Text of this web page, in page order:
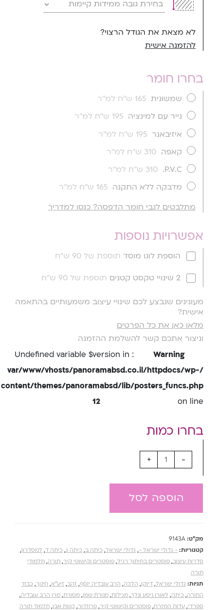
לא מצאת את הגודל הרצוי?
להזמנה אישית
בחרו חומר
שמשונית 165 ש''ח למ''ר
נייר עם למינציה 195 ש''ח למ''ר
איזיבאנר 195 ש''ח למ''ר
קאפה 310 ש''ח למ''ר
P.V.C.
310 ש''ח למ''ר
מדבקה ללא התקנה 165 ש''ח למ''ר
מתלבטים לגבי חומר הדפסה? כנסו למדריך
אפשרויות נוספות
הוספת לוגו מוסד תוספת של 90 ש"ח
2 שינויי טקסט קטנים תוספת של 90 ש"ח
מעונינים שנבצע לכם שינויי עיצוב משמעותיים בהתאמה
אישית?
מלאו כאן את כל הפרטים
וניצור אתכם קשר להשלמת ההזמנה
Warning
: Undefined variable $version in
/var/www/vhosts/panoramabsd.co.il/httpdocs/wp-
content/themes/panoramabsd/lib/posters_funcs.php
on line
12
-
+
הוספה לסל
מק"ט: 9143A
קטגוריות: - גדולי ישראל -, גדולי ישראל, כיתה ב, כיתה ג, כיתה ד, למסדרון,
סדרות עיצוב, פוסטרים בחיתוך רגיל, פוסטרים וקישוטי קיר, תורה, תלמודי
תורה
תגיות: גדולי ישראל, דיוקן, הלכה, הרב עובדיה יוסף, זהב, זיע''א, חינוך, כבוד
התורה, כיתה, לאורו ניסע ונלך, מגילות, מנורת שמן, מסורת, מרן הרב עובדיה,
ספרדי, עדות המזרח, פוסטרים וקישוטי קיר, פרוזדור, קשת אבן, תלמוד תורה